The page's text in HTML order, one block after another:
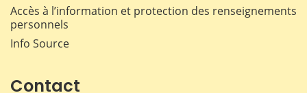
Accès à l’information et protection des renseignements
personnels
Info Source
Contact